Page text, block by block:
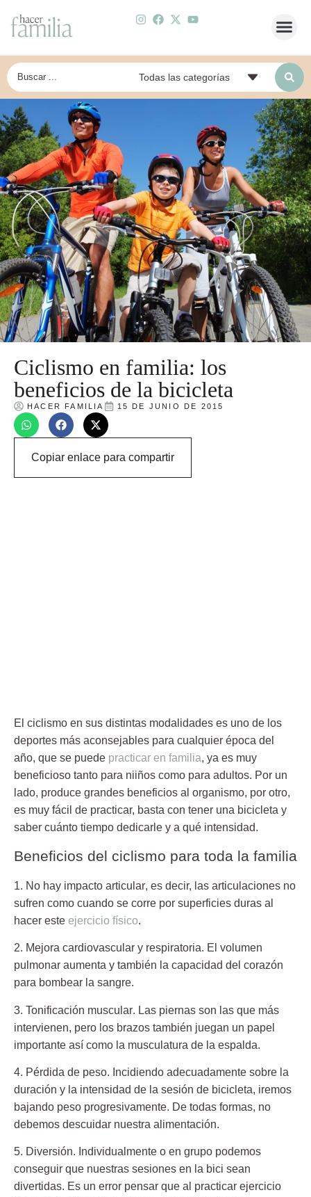
Ciclismo en familia: los
beneficios de la bicicleta
HACER FAMILIA 15 DE JUNIO DE 2015
Copiar enlace para compartir
El ciclismo en sus distintas modalidades es uno de los
deportes más aconsejables para cualquier época del
año, que se puede practicar en familia, ya es muy
beneficioso tanto para niiños como para adultos. Por un
lado, produce grandes beneficios al organismo, por otro,
es muy fácil de practicar, basta con tener una bicicleta y
saber cuánto tiempo dedicarle y a qué intensidad.
Beneficios del ciclismo para toda la familia
1. No hay impacto articular, es decir, las articulaciones no
sufren como cuando se corre por superficies duras al
hacer este ejercicio físico.
2. Mejora cardiovascular y respiratoria. El volumen
pulmonar aumenta y también la capacidad del corazón
para bombear la sangre.
3. Tonificación muscular. Las piernas son las que más
intervienen, pero los brazos también juegan un papel
importante así como la musculatura de la espalda.
4. Pérdida de peso. Incidiendo adecuadamente sobre la
duración y la intensidad de la sesión de bicicleta, iremos
bajando peso progresivamente. De todas formas, no
debemos descuidar nuestra alimentación.
5. Diversión. Individualmente o en grupo podemos
conseguir que nuestras sesiones en la bici sean
divertidas. Es un error pensar que al practicar ejercicio